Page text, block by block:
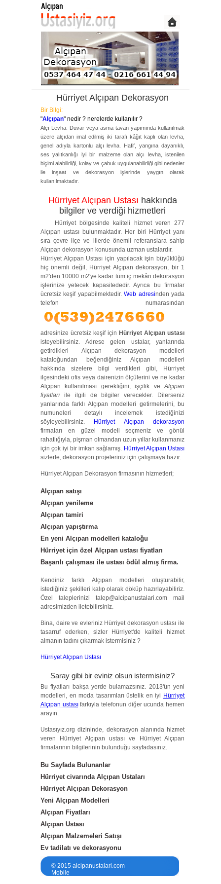
Hürriyet Alçıpan Dekorasyon
Bir Bilgi:
"Alçıpan" nedir ? nerelerde kullanılır ?
Alçı Levha. Duvar veya asma tavan yapımında kullanılmak
üzere alçıdan imal edilmiş iki tarafı kâğıt kaplı olan levha,
genel adıyla kartonlu alçı levha. Hafif, yangına dayanıklı,
ses yalıtkanlığı iyi bir malzeme olan alçı levha, istenilen
biçimi alabilirliği, kolay ve çabuk uygulanabilirliği gibi nedenler
ile inşaat ve dekorasyon işlerinde yaygın olarak
kullanılmaktadır.
Hürriyet Alçıpan Ustası hakkında
bilgiler ve verdiği hizmetleri
Hürriyet bölgesinde kaliteli hizmet veren 277
Alçıpan ustası bulunmaktadır. Her biri Hürriyet yanı
sıra çevre ilçe ve illerde önemli referanslara sahip
Alçıpan dekorasyon konusunda uzman ustalardır.
Hürriyet Alçıpan Ustası için yapılacak işin büyüklüğü
hiç önemli değil, Hürriyet Alçıpan dekorasyon, bir 1
m2'den 10000 m2'ye kadar tüm iç mekân dekorasyon
işlerinize yetecek kapasitededir. Ayrıca bu firmalar
ücretsiz keşif yapabilmektedir.Web adresinden yada
telefon numarasından
adresinize ücretsiz keşif için Hürriyet Alçıpan ustası
isteyebilirsiniz. Adrese gelen ustalar, yanlarında
getirdikleri Alçıpan dekorasyon modelleri
kataloğundan beğendiğiniz Alçıpan modelleri
hakkında sizelere bilgi verdikleri gibi, Hürriyet
ilçesindeki ofis veya dairenizin ölçülerini ve ne kadar
Alçıpan kullanılması gerektiğini, işçilik veAlçıpan
fiyatları ile ilgili de bilgiler verecekler. Dilerseniz
yanlarında farklı Alçıpan modelleri getirmelerini, bu
numuneleri detaylı incelemek istediğinizi
söyleyebilirsiniz.
Hürriyet Alçıpan dekorasyon
firmaları en güzel modeli seçmeniz ve gönül
rahatlığıyla, pişman olmandan uzun yıllar kullanmanız
için çok iyi bir imkan sağlamış. Hürriyet Alçıpan Ustası
sizlerle, dekorasyon projeleriniz için çalışmaya hazır.
Hürriyet Alçıpan Dekorasyon firmasının hizmetleri;
Alçıpan satışı
Alçıpan yenileme
Alçıpan tamiri
Alçıpan yapıştırma
En yeni Alçıpan modelleri kataloğu
Hürriyet için özel Alçıpan ustası fiyatları
Başarılı çalışması ile ustası ödül almış firma.
Kendiniz farklı Alçıpan modelleri oluşturabilir,
istediğiniz şekilleri kalıp olarak döküp hazırlayabiliriz.
Özel taleplerinizi talep@alcipanustalari.com mail
adresimizden iletebilirsiniz.
Bina, daire ve evleriniz Hürriyet dekorasyon ustası ile
tasarruf ederken, sizler Hürriyet'de kaliteli hizmet
almanın tadını çıkarmak istermisiniz ?
Hürriyet Alçıpan Ustası
Saray gibi bir eviniz olsun istermisiniz?
Bu fiyatları bakşa yerde bulamazsınız. 2013'ün yeni
modelleri, en moda tasarımları üstelik en iyi Hürriyet
Alçıpan ustasıfarkıyla telefonun diğer ucunda hemen
arayın.
Ustasıyız.org dizininde, dekorasyon alanında hizmet
veren Hürriyet Alçıpan ustası ve Hürriyet Alçıpan
firmalarının bilgilerinin bulunduğu sayfadasınız.
Bu Sayfada Bulunanlar
Hürriyet civarında Alçıpan Ustaları
Hürriyet Alçıpan Dekorasyon
Yeni Alçıpan Modelleri
Alçıpan Fiyatları
Alçıpan Ustası
Alçıpan Malzemeleri Satışı
Ev tadilatı ve dekorasyonu
© 2015 alcipanustalari.com
Mobile